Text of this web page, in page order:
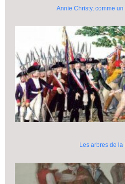
Annie Christy, comme
Les arbres de la